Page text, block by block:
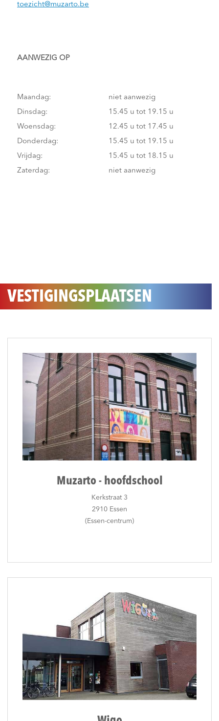
toezicht@muzarto.be
AANWEZIG OP
Maandag:
Dinsdag:
Woensdag:
Donderdag:
Vrijdag:
Zaterdag:
niet aanwezig
15.45 u tot 19.15 u
12.45 u tot 17.45 u
15.45 u tot 19.15 u
15.45 u tot 18.15 u
niet aanwezig
VESTIGINGSPLAATSEN
Muzarto - hoofdschool
Kerkstraat 3
2910 Essen
(Essen-centrum)